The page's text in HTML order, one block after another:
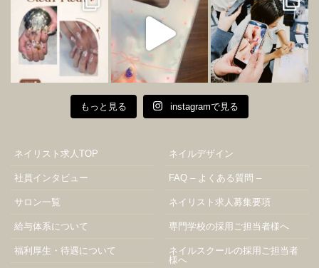
もっと見る instagramで見る
ネイリスト求人TOP
社員インタビュー
サロン一覧
給与体系について
福利厚生・待遇について
ネイルデザイン
FAQ – よくある質問 –
ネイリスト求人募集要項
専門学校の採用ご担当者様へ
ネイルスクールの採用ご担当者
様へ